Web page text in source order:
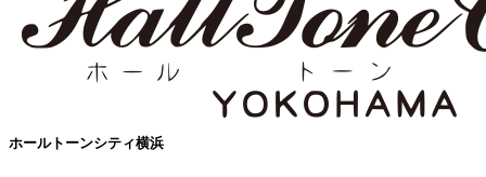
ホールトーンシティ横浜